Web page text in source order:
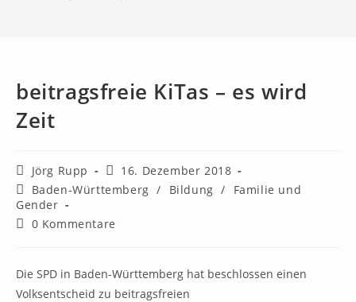
beitragsfreie KiTas – es wird
Zeit
Beitrags-
Autor:
Jörg Rupp
Beitrag
veröffentlicht:
16. Dezember 2018
Beitrags-
Kategorie:
Baden-Württemberg / Bildung /
Familie und
Gender
Beitrags-
0 Kommentare
Die SPD in Baden-Württemberg hat beschlossen einen
Volksentscheid zu beitragsfreien